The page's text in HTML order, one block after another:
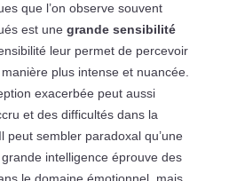
que l’on observe souvent
est une grande sensibilité
leur permet de percevoir
plus intense et nuancée.
exacerbée peut aussi
et des difficultés dans la
peut sembler paradoxal qu’une
intelligence éprouve des